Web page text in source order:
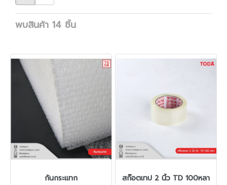
พบสินค้า 14 ชิ้น
กันกระแทก
สก๊อตเทป 2 นิ้ว TD 100หลา